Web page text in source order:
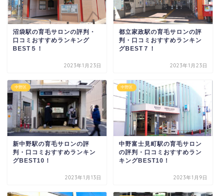
沼袋駅の育毛サロンの評判・
口コミおすすめランキング
BEST５！
2023年1月23日
都立家政駅の育毛サロンの評
判・口コミおすすめランキン
グBEST７！
2023年1月23日
中野区
新中野駅の育毛サロンの評
判・口コミおすすめランキン
グBEST10！
2023年1月13日
中野区
中野富士見町駅の育毛サロン
の評判・口コミおすすめラン
キングBEST10！
2023年1月9日